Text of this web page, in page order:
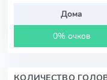
Дома
0% очков
КОЛИЧЕСТВО